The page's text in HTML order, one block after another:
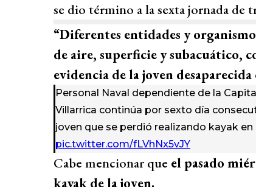
se dio término a la sexta jornada de
“Diferentes entidades y
de aire, superficie y subacuático,
evidencia de la joven
Personal Naval dependiente de la
Villarrica continúa por sexto día
joven que se perdió realizando kayak en
pic.twitter.com/fLVhNx5vJY
Cabe mencionar que el pasado
kayak de la joven.